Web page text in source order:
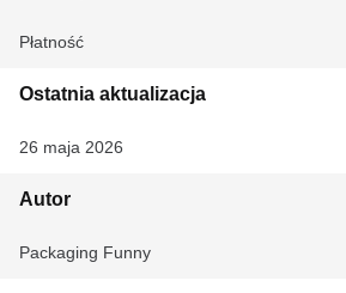
Płatność
Ostatnia aktualizacja
26 maja 2026
Autor
Packaging Funny